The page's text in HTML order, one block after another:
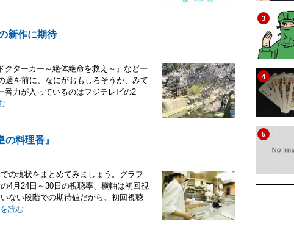
新作に期待
クターカー～絶体絶命を救え～』など一
週を前に、なにがおもしろそうか、みて
番力が入っているのはフジテレビの2
料理番』
の現状をまとめてみましょう。グラフ
4月24日～30日の視聴率、横軸は初回視
ない段階での期待値だから、初回視聴
読む
3
4
5